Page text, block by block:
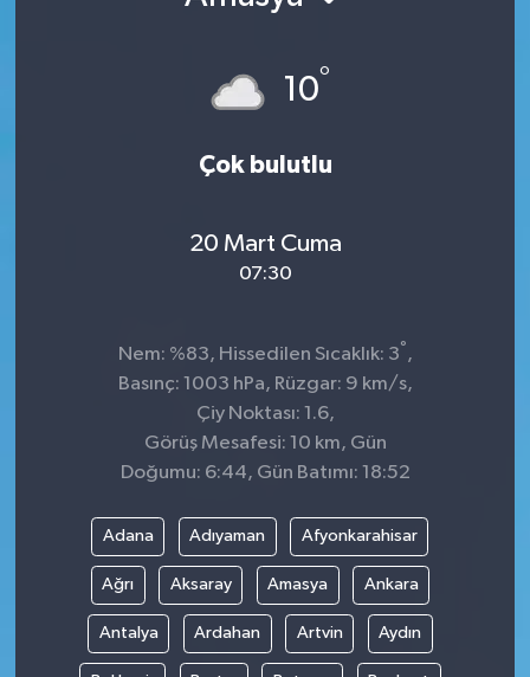
10°
Çok bulutlu
20 Mart Cuma
07:30
Nem: %83, Hissedilen Sıcaklık: 3° ,
Basınç: 1003 hPa, Rüzgar: 9 km/s,
Çiy Noktası: 1.6,
Görüş Mesafesi: 10 km, Gün
Doğumu: 6:44, Gün Batımı: 18:52
Adana Adıyaman Afyonkarahisar
Ağrı Aksaray Amasya Ankara
Antalya Ardahan Artvin Aydın